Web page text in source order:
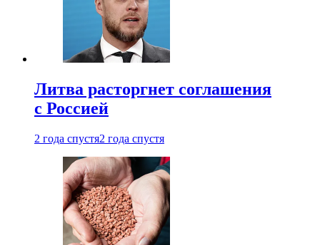
Литва расторгнет соглашения
с Россией
2 года спустя2 года спустя